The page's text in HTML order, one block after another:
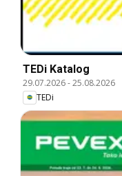
TEDi Katalog
29.07.2026-25.08.2026
TEDi